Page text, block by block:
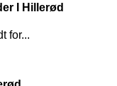
I Hillerød
for...